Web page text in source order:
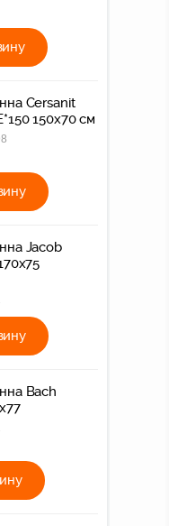
Cersanit
150x70 см
Jacob
Bach